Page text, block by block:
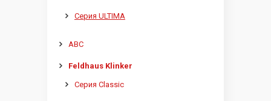
Серия ULTIMA
ABC
Feldhaus Klinker
Серия Classic